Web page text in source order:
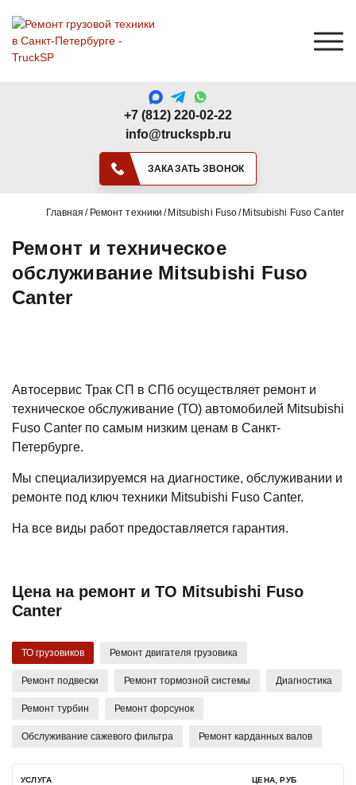
+7 (812) 220-02-22
info@truckspb.ru
ЗАКАЗАТЬ ЗВОНОК
Главная Ремонт техники Mitsubishi Fuso Mitsubishi Fuso Canter
Ремонт и техническое
обслуживание Mitsubishi Fuso
Canter
Автосервис Трак СП в СПб осуществляет ремонт и
техническое обслуживание (ТО) автомобилей Mitsubishi
Fuso Canter по самым низким ценам в Санкт-
Петербурге.
Мы специализируемся на диагностике, обслуживании и
ремонте под ключ техники Mitsubishi Fuso Canter.
На все виды работ предоставляется гарантия.
Цена на ремонт и ТО Mitsubishi Fuso
Canter
ТО грузовиков Ремонт двигателя грузовика
Ремонт подвески Ремонт тормозной системы Диагностика
Ремонт турбин Ремонт форсунок
Обслуживание сажевого фильтра Ремонт карданных валов
УСЛУГА ЦЕНА, РУБ